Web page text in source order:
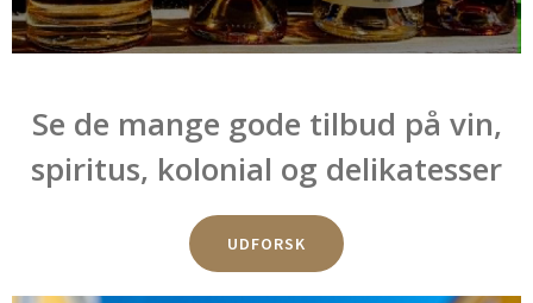
Se de mange gode tilbud på vin,
spiritus, kolonial og delikatesser
UDFORSK